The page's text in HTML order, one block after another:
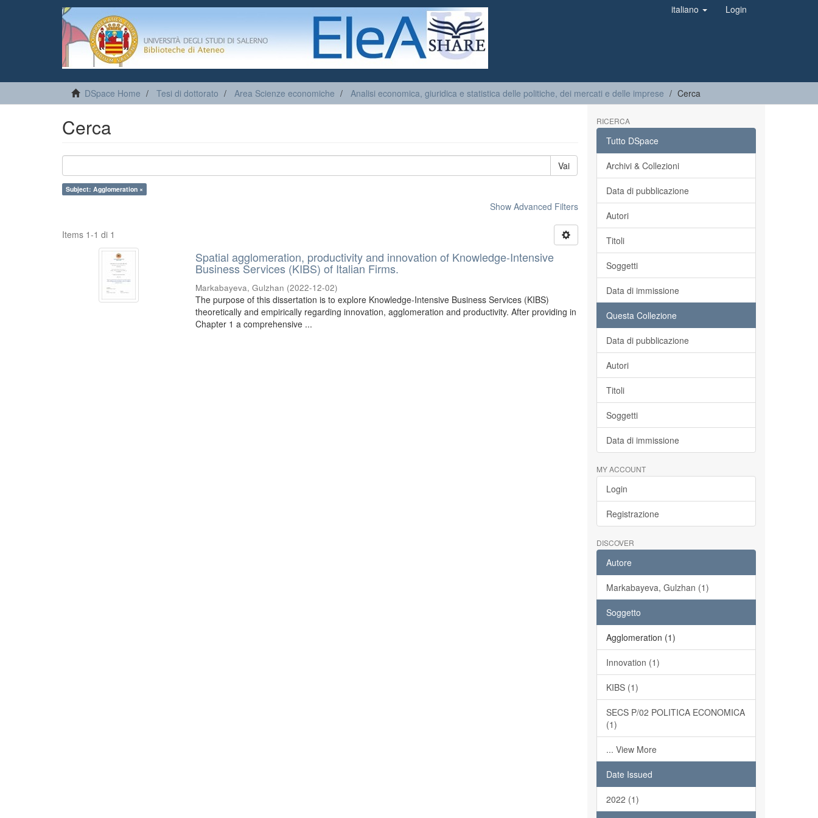
italiano Login
DSpace Home Tesi di dottorato Area Scienze economiche Analisi economica, giuridica e statistica delle politiche, dei mercati e delle imprese Cerca
Cerca
Vai
Subject: Agglomeration ×
Show Advanced Filters
Items 1-1 di 1
Spatial agglomeration, productivity and innovation of Knowledge-Intensive
Business Services (KIBS) of Italian Firms.
Markabayeva, Gulzhan (2022-12-02)
The purpose of this dissertation is to explore Knowledge-Intensive Business Services (KIBS)
theoretically and empirically regarding innovation, agglomeration and productivity. After providing in
Chapter 1 a comprehensive ...
RICERCA
Tutto DSpace
Archivi & Collezioni
Data di pubblicazione
Autori
Titoli
Soggetti
Data di immissione
Questa Collezione
Data di pubblicazione
Autori
Titoli
Soggetti
Data di immissione
MY ACCOUNT
Login
Registrazione
DISCOVER
Autore
Markabayeva, Gulzhan (1)
Soggetto
Agglomeration (1)
Innovation (1)
KIBS (1)
SECS P/02 POLITICA ECONOMICA
(1)
... View More
Date Issued
2022 (1)